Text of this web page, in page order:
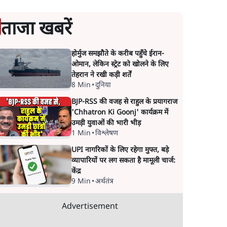
ताजा खबरें
होर्मुज समझौते के करीब पहुँचे ईरान-
ओमान, लेकिन स्ट्रेट को खोलने के लिए
तेहरान ने रखी कड़ी शर्तें
8 Min •दुनिया
BJP-RSS की वजह से राहुल के प्रयागराज
'Chhatron Ki Goonj' कार्यक्रम में
उमड़ी युवाओं की भारी भीड़
1 Min •विश्लेषण
UPI नागरिकों के लिए रहेगा मुफ्त, बड़े
व्यापारियों पर लग सकता है मामूली चार्ज:
केंद्र
9 Min •अर्थतंत्र
Advertisement